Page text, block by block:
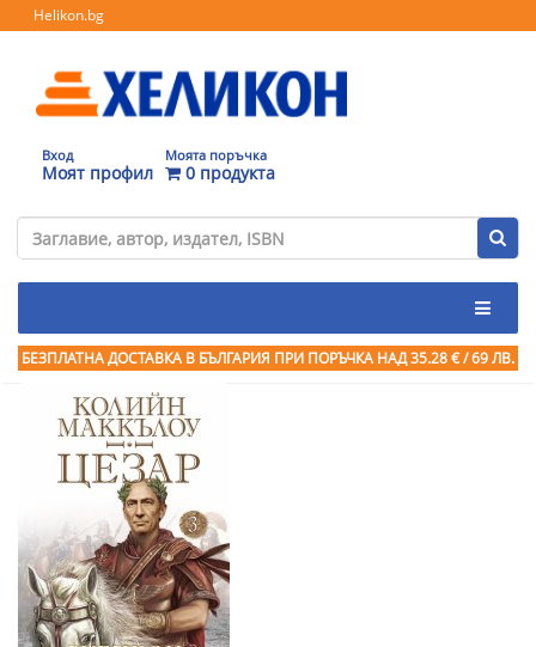
Helikon.bg
Вход
Моят профил
Моята поръчка
0 продукта
БЕЗПЛАТНА ДОСТАВКА В БЪЛГАРИЯ ПРИ ПОРЪЧКА НАД 35.28 € / 69 ЛВ.